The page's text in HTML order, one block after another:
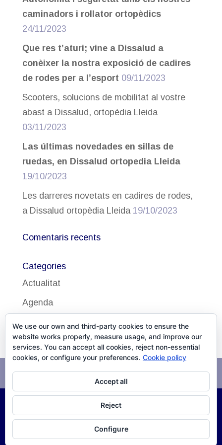
caminadors i rollator ortopèdics
24/11/2023
Que res t’aturi; vine a Dissalud a
conèixer la nostra exposició de cadires
de rodes per a l’esport 09/11/2023
Scooters, solucions de mobilitat al vostre
abast a Dissalud, ortopèdia Lleida
03/11/2023
Las últimas novedades en sillas de
ruedas, en Dissalud ortopedia Lleida
19/10/2023
Les darreres novetats en cadires de rodes,
a Dissalud ortopèdia Lleida 19/10/2023
Comentaris recents
Categories
Actualitat
Agenda
Uncategorized
Avís legal Política de cookies
©2026DISSALUD, SLU DesarrolloXPG Servicios
We use our own and third-party cookies to ensure the
website works properly, measure usage, and improve our
services. You can accept all cookies, reject non-essential
cookies, or configure your preferences. Cookie policy
Accept all
Reject
Configure